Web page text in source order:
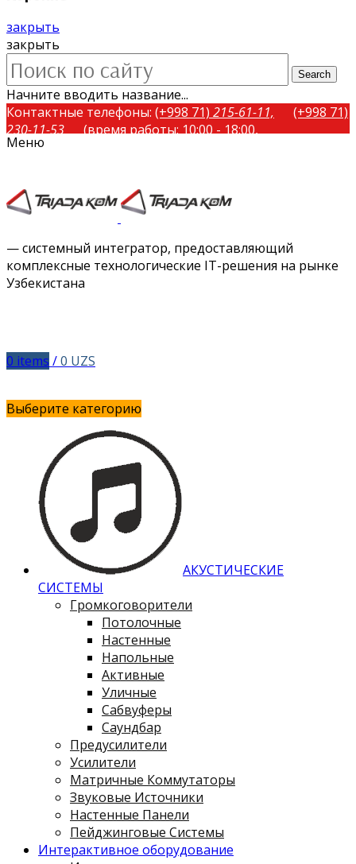
закрыть
закрыть
Search
Начните вводить название...
Контактные телефоны: (+998 71) 215-61-11,
(+998 71)
230-11-53
(время работы: 10:00 - 18:00,
понедельник-пятница)
Instagram
Vimeo
Меню
— системный интегратор, предоставляющий
комплексные технологические IT-решения на рынке
Узбекистана
0 items /0 UZS
Выберите категорию
АКУСТИЧЕСКИЕ
СИСТЕМЫ
Громкоговорители
Потолочные
Настенные
Напольные
Активные
Уличные
Сабвуферы
Саундбар
Предусилители
Усилители
Матричные Коммутаторы
Звуковые Источники
Настенные Панели
Пейджинговые Системы
Интерактивное оборудование